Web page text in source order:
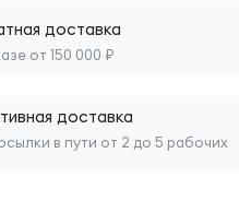
доставка
от 150 000 ₽
доставка
в пути от 2 до 5 рабочих